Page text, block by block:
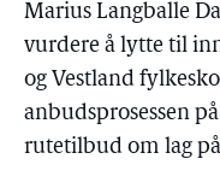
Marius Langballe
vurdere å lytte til
og Vestland
anbudsprosessen
rutetilbud om lag på